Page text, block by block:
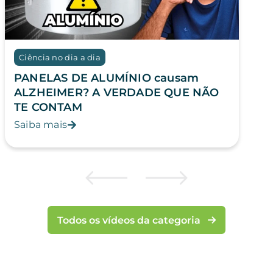
Ciência no dia a dia
PANELAS DE ALUMÍNIO causam
ALZHEIMER? A VERDADE QUE NÃO
TE CONTAM
Saiba mais
Todos os vídeos da categoria